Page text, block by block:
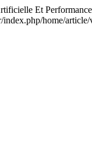
Et
home/